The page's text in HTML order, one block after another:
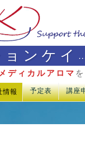
ンケイ
ディカルアロマ
情報 予定表 講座